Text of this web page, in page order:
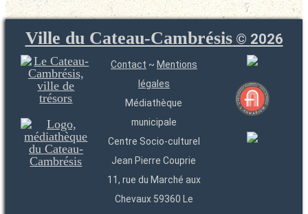
Ville du Cateau-Cambrésis© 2026
Contact ~ Mentions
légales
Médiathèque
municipale
Centre Socio-culturel
Jean Pierre Couprie
11, rue du Marché aux
Chevaux 59360 Le